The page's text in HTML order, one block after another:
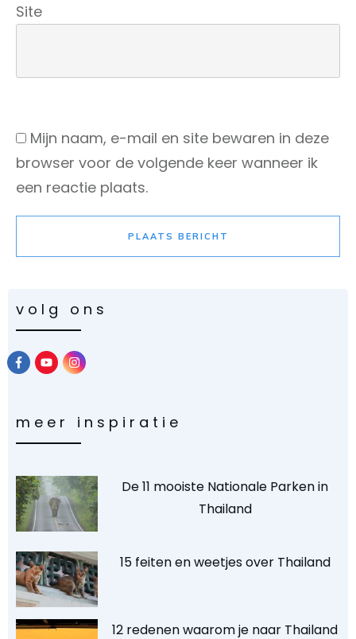
Site
Mijn naam, e-mail en site bewaren in deze
browser voor de volgende keer wanneer ik
een reactie plaats.
PLAATS BERICHT
volg ons
meer inspiratie
De 11 mooiste Nationale Parken in
Thailand
15 feiten en weetjes over Thailand
12 redenen waarom je naar Thailand